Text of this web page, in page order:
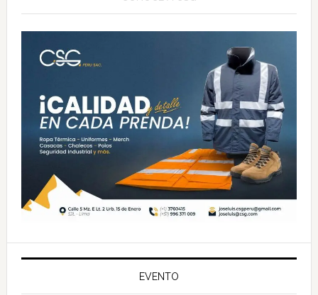
principal
EVENTO